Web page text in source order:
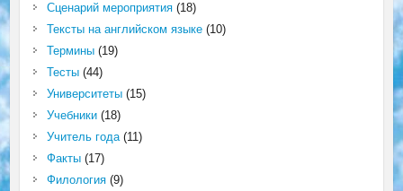
Сценарий мероприятия(18)
Тексты на английском языке(10)
Термины(19)
Тесты(44)
Университеты(15)
Учебники(18)
Учитель года(11)
Факты(17)
Филология(9)